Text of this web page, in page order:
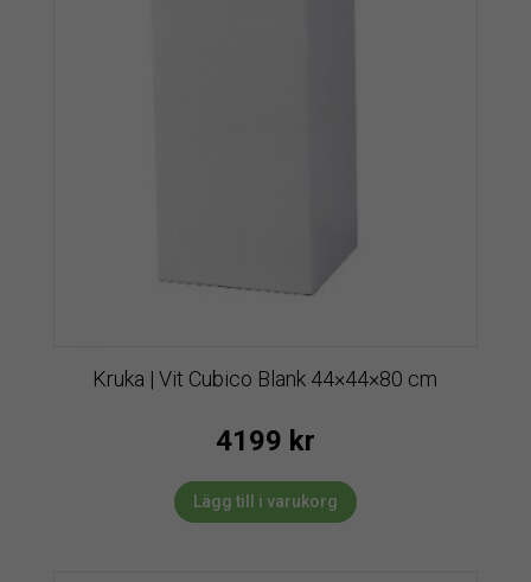
Kruka | Vit Cubico Blank 44×44×80 cm
4199 kr
Lägg till i varukorg